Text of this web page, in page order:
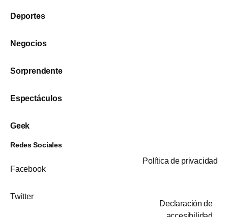
Deportes
Negocios
Sorprendente
Espectáculos
Geek
Redes Sociales
Facebook
Twitter
Política de privacidad
Declaración de